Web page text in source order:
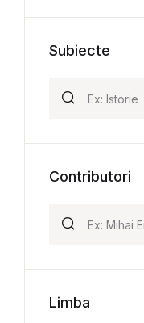
Subiecte
Contributori
Limba